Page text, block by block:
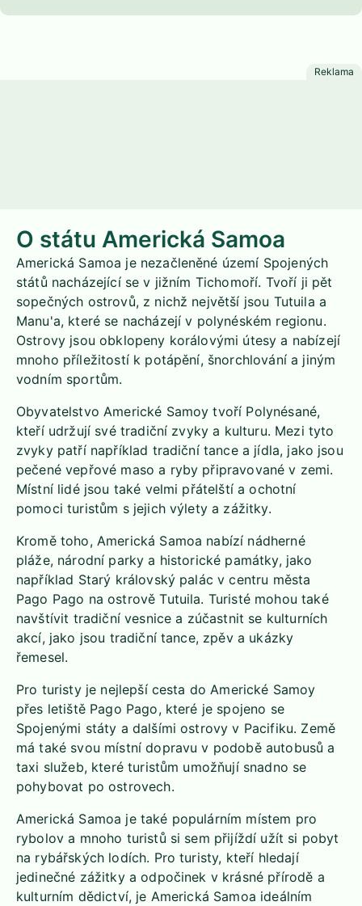
O státu Americká Samoa
Americká Samoa je nezačleněné území Spojených
států nacházející se v jižním Tichomoří. Tvoří ji pět
sopečných ostrovů, z nichž největší jsou Tutuila a
Manu'a, které se nacházejí v polynéském regionu.
Ostrovy jsou obklopeny korálovými útesy a nabízejí
mnoho příležitostí k potápění, šnorchlování a jiným
vodním sportům.
Obyvatelstvo Americké Samoy tvoří Polynésané,
kteří udržují své tradiční zvyky a kulturu. Mezi tyto
zvyky patří například tradiční tance a jídla, jako jsou
pečené vepřové maso a ryby připravované v zemi.
Místní lidé jsou také velmi přátelští a ochotní
pomoci turistům s jejich výlety a zážitky.
Kromě toho, Americká Samoa nabízí nádherné
pláže, národní parky a historické památky, jako
například Starý královský palác v centru města
Pago Pago na ostrově Tutuila. Turisté mohou také
navštívit tradiční vesnice a zúčastnit se kulturních
akcí, jako jsou tradiční tance, zpěv a ukázky
řemesel.
Pro turisty je nejlepší cesta do Americké Samoy
přes letiště Pago Pago, které je spojeno se
Spojenými státy a dalšími ostrovy v Pacifiku. Země
má také svou místní dopravu v podobě autobusů a
taxi služeb, které turistům umožňují snadno se
pohybovat po ostrovech.
Americká Samoa je také populárním místem pro
rybolov a mnoho turistů si sem přijíždí užít si pobyt
na rybářských lodích. Pro turisty, kteří hledají
jedinečné zážitky a odpočinek v krásné přírodě a
kulturním dědictví, je Americká Samoa ideálním